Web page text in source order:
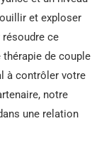
et exploser
résoudre ce
de couple
à contrôler votre
notre
une relation